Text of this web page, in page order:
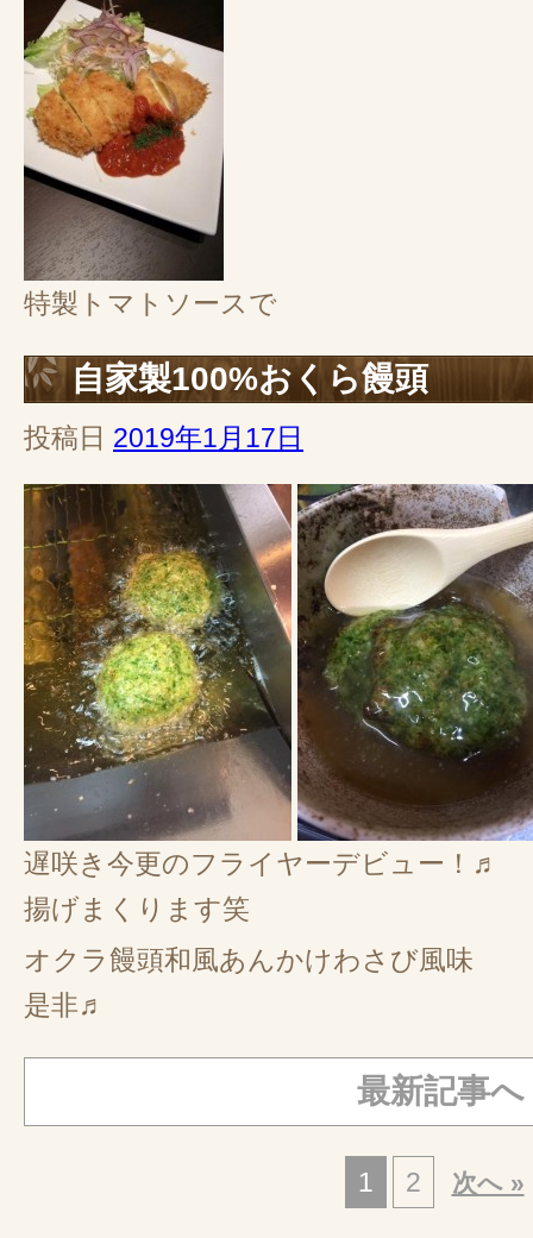
特製トマトソースで
自家製100%おくら饅頭
投稿日 2019年1月17日
遅咲き今更のフライヤーデビュー！♬
揚げまくります笑
オクラ饅頭和風あんかけわさび風味
是非♬
最新記事へ
1 2 次へ »